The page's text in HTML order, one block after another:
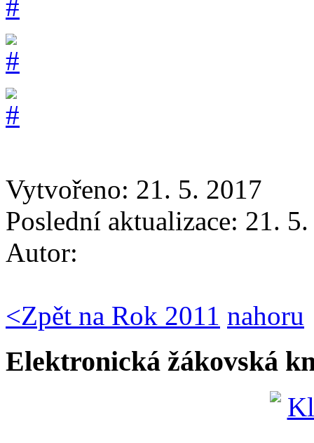
Vytvořeno: 21. 5. 2017
Poslední aktualizace: 21.
Autor:
<Zpět na Rok 2011 nahoru
Elektronická žákovská